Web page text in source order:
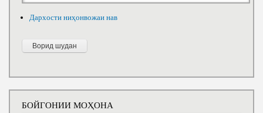
Дархости ниҳонвожаи нав
БОЙГОНИИ МОҲОНА